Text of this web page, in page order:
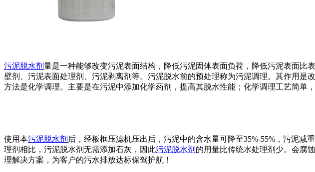
污泥脱水剂 量是一种能够改变污泥表面结构，降低污泥固体表面负荷，降低污泥表面
壁剂、污泥表面处理剂、污泥剥离剂等。污泥脱水前的预处理称为污泥调理。其作用
方法是化学调理。主要是在污泥中添加化学药剂，提高其脱水性能；化学调理工艺简单
使用本污泥脱水剂 后，经板框压滤机压出后，污泥中的含水量可降至35%-55%，污泥减
理剂相比，污泥脱水剂无需添加石灰，因此污泥脱水剂 的用量比传统水处理剂少。会腐
理解决方案，为客户的污水排放达标保驾护航！